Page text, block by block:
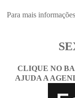
Para mais
CLIQUE NO
AJUDA A